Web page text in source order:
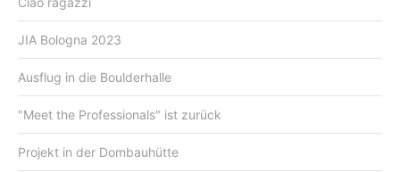
JIA Bologna 2023
Ausflug in die Boulderhalle
"Meet the Professionals" ist zurück
Projekt in der Dombauhütte